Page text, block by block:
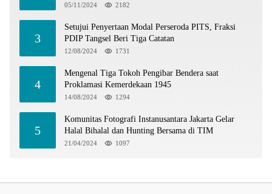
05/11/2024 2182
3
Setujui Penyertaan Modal Perseroda PITS, Fraksi
PDIP Tangsel Beri Tiga Catatan
12/08/2024 1731
4
Mengenal Tiga Tokoh Pengibar Bendera saat
Proklamasi Kemerdekaan 1945
14/08/2024 1294
5
Komunitas Fotografi Instanusantara Jakarta Gelar
Halal Bihalal dan Hunting Bersama di TIM
21/04/2024 1097